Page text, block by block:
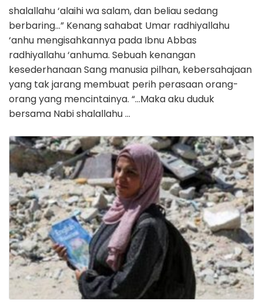
shalallahu ‘alaihi wa salam, dan beliau sedang
berbaring…” Kenang sahabat Umar radhiyallahu
‘anhu mengisahkannya pada Ibnu Abbas
radhiyallahu ‘anhuma. Sebuah kenangan
kesederhanaan Sang manusia pilhan, kebersahajaan
yang tak jarang membuat perih perasaan orang-
orang yang mencintainya. “…Maka aku duduk
bersama Nabi shalallahu …